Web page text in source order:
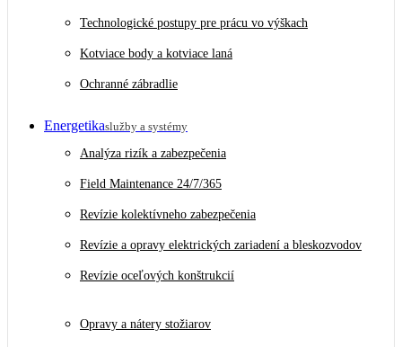
Technologické postupy pre prácu vo výškach
Kotviace body a kotviace laná
Ochranné zábradlie
Energetikaslužby a systémy
Analýza rizík a zabezpečenia
Field Maintenance 24/7/365
Revízie kolektívneho zabezpečenia
Revízie a opravy elektrických zariadení a bleskozvodov
Revízie oceľových konštrukcií
Opravy a nátery stožiarov